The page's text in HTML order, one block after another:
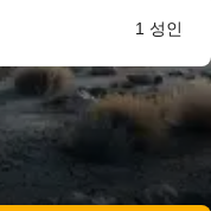
1 성인